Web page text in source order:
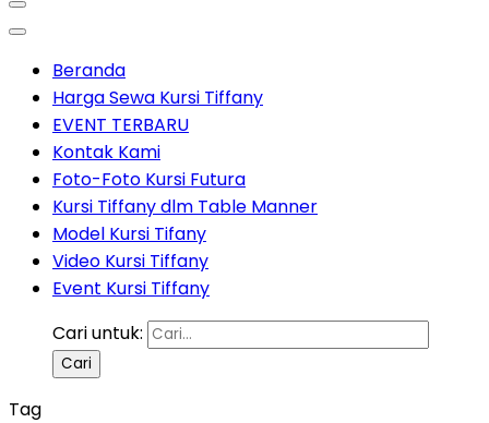
Beranda
Harga Sewa Kursi Tiffany
EVENT TERBARU
Kontak Kami
Foto-Foto Kursi Futura
Kursi Tiffany dlm Table Manner
Model Kursi Tifany
Video Kursi Tiffany
Event Kursi Tiffany
Cari untuk:
Tag